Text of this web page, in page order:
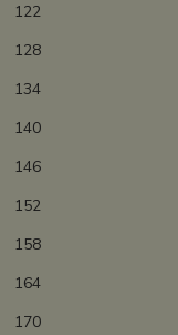
122
128
134
140
146
152
158
164
170